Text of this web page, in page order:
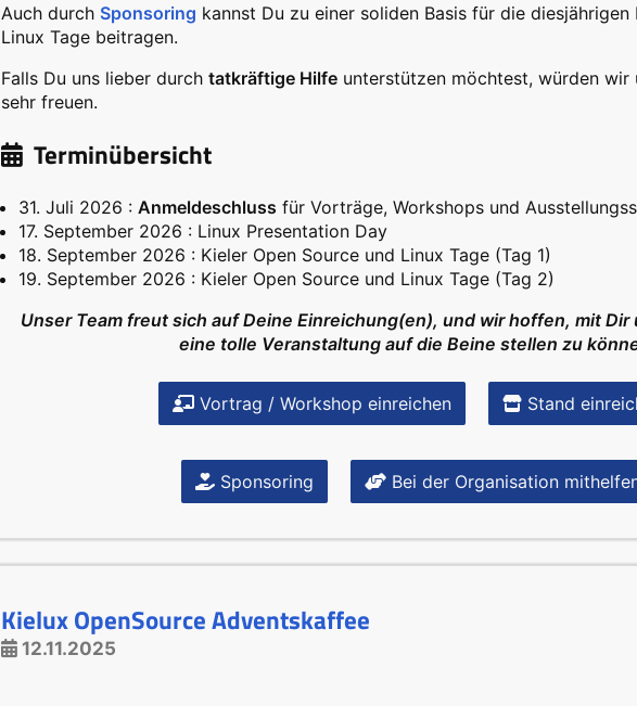
Auch durch Sponsoring kannst Du zu einer soliden Basis für die diesjährigen
Linux Tage beitragen.
Falls Du uns lieber durch tatkräftige Hilfe unterstützen möchtest, würden wir
sehr freuen.
Terminübersicht
31. Juli 2026 : Anmeldeschluss für Vorträge, Workshops und
17. September 2026 : Linux Presentation Day
18. September 2026 : Kieler Open Source und Linux Tage (Tag 1)
19. September 2026 : Kieler Open Source und Linux Tage (Tag 2)
Unser Team freut sich auf Deine Einreichung(en), und wir hoffen, mit Dir
eine tolle Veranstaltung auf die Beine stellen zu
Vortrag / Workshop einreichen Stand
Sponsoring Bei der Organisation
Kielux OpenSource Adventskaffee
12.11.2025